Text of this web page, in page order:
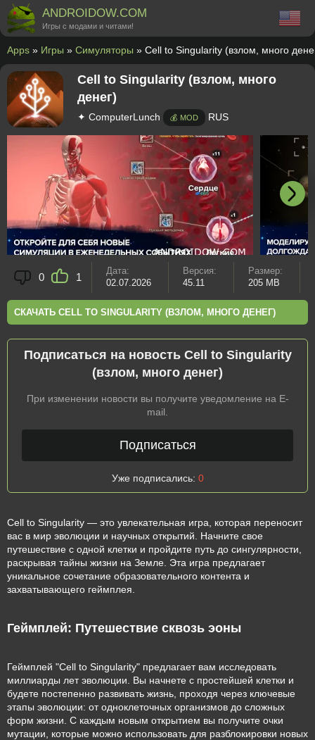
ANDROIDOW.COM
Игры с модами и читами!
Apps » Игры » Симуляторы » Cell to Singularity (взлом, много
Cell to Singularity (взлом, много
денег)
✦ ComputerLunch 💰 MOD RUS
0 1
Дата:
02.07.2026
Версия:
45.11
Размер:
205 MB
СКАЧАТЬ CELL TO SINGULARITY (ВЗЛОМ, МНОГО ДЕНЕГ)
Подписаться на новость Cell to Singularity
(взлом, много денег)
При изменении новости вы получите уведомление на E-
mail.
Подписаться
Уже подписались: 0
Cell to Singularity — это увлекательная игра, которая переносит
вас в мир эволюции и научных открытий. Начните свое
путешествие с одной клетки и пройдите путь до сингулярности,
раскрывая тайны жизни на Земле. Эта игра предлагает
уникальное сочетание образовательного контента и
захватывающего геймплея.
Геймплей: Путешествие сквозь эоны
Геймплей "Cell to Singularity" предлагает вам исследовать
миллиарды лет эволюции. Вы начнете с простейшей клетки и
будете постепенно развивать жизнь, проходя через ключевые
этапы эволюции: от одноклеточных организмов до сложных
форм жизни. С каждым новым открытием вы получите очки
мутации, которые можно использовать для разблокировки новых